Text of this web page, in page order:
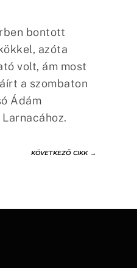
bontott
azóta
volt, ám most
a szombaton
Ádám
KÖVETKEZŐ CIKK→